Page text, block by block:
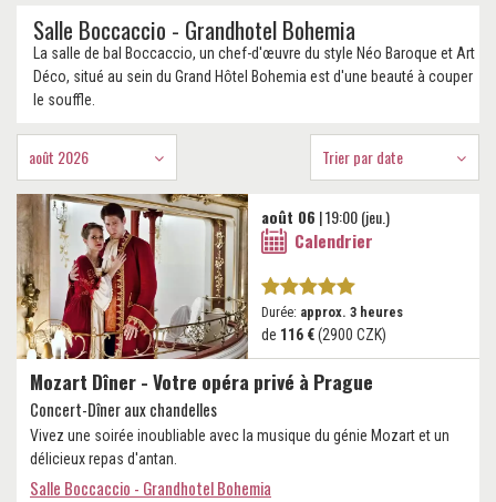
Salle Boccaccio - Grandhotel Bohemia
La salle de bal Boccaccio, un chef-d'œuvre du style Néo Baroque et Art
Déco, situé au sein du Grand Hôtel Bohemia est d'une beauté à couper
le souffle.
août 2026 Trier par date
Mozart Dîner - Votre opéra privé à Prague
Concert-Dîner aux chandelles
Vivez une soirée inoubliable avec la musique du génie Mozart et un
délicieux repas d'antan.
Salle Boccaccio - Grandhotel Bohemia
août 06 | 19:00 (jeu.)
Calendrier
Durée: approx. 3 heures
de 116 €(2900 CZK)